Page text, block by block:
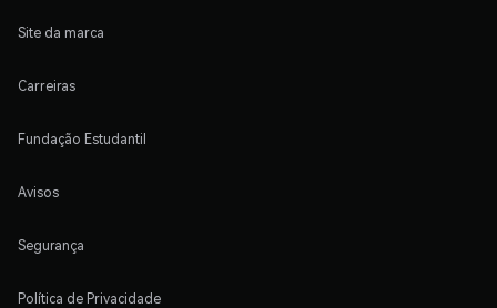
Site da marca
Carreiras
Fundação Estudantil
Avisos
Segurança
Política de Privacidade